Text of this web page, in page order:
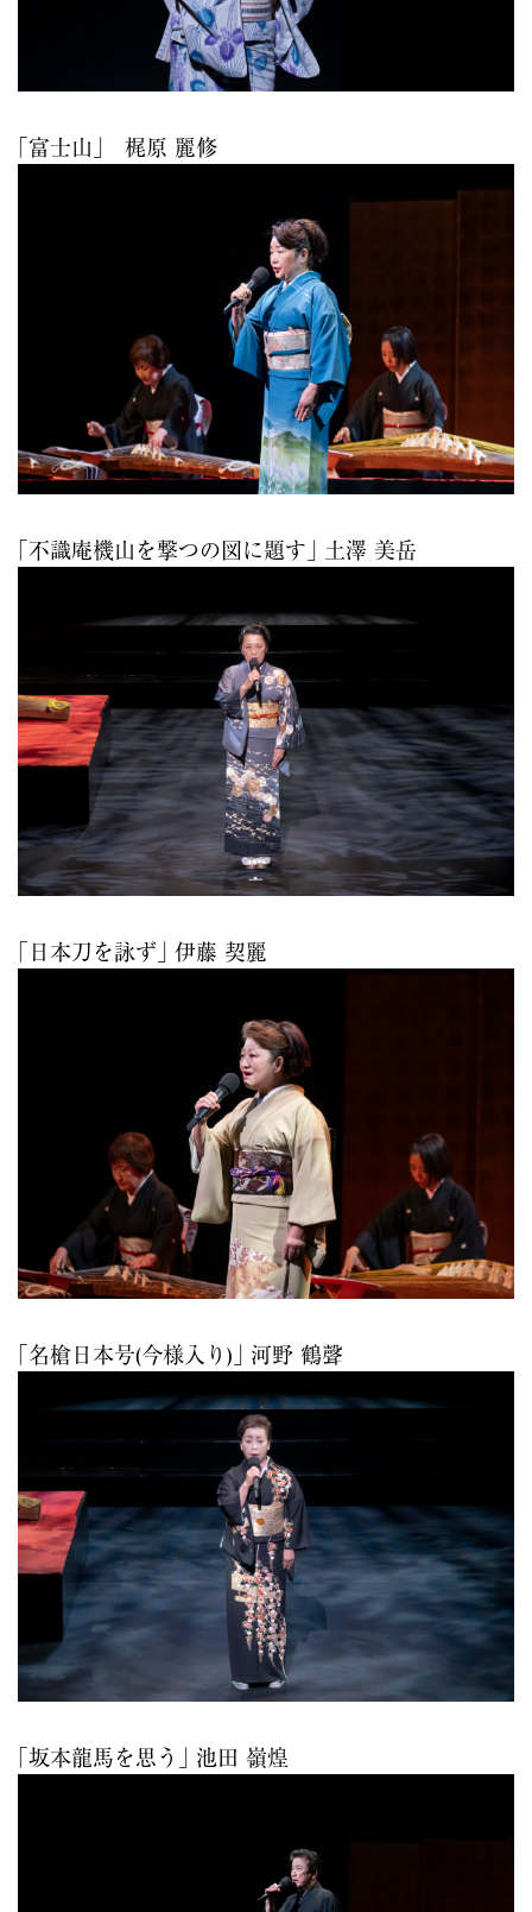
｢富士山｣ 梶原 麗修
｢不識庵機山を撃つの図に題す｣ 土澤 美岳
｢日本刀を詠ず｣ 伊藤 契麗
｢名槍日本号(今様入り)｣ 河野 鶴聲
｢坂本龍馬を思う｣ 池田 嶺煌